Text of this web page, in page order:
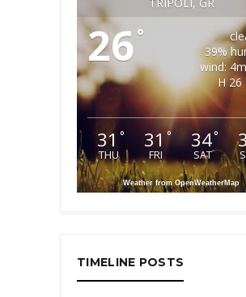
26°
39%
wind:
H 26
31 °
THU
31°
FRI
34°
SAT
Weather from OpenWeatherMap
TIMELINE POSTS